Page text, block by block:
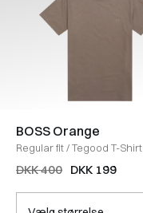
BOSS Orange
Regular fit/Tegood T-Shirt
DKK 400 DKK 199